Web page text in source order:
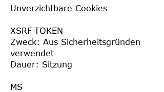
Unverzichtbare Cookies
XSRF-TOKEN
Zweck: Aus Sicherheitsgründen
verwendet
Dauer: Sitzung
MS